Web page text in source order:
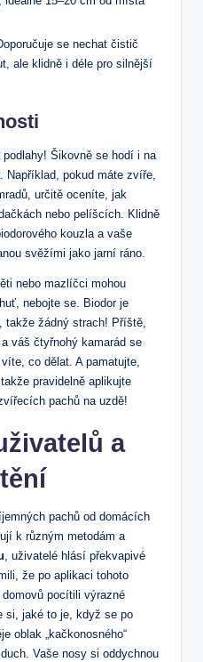
se nechat čistič
ale klidně i déle pro silnější
Šikovně se hodí i na
Například, pokud máte zvíře,
určitě oceníte, jak
nebo pelíšcích. Klidně
kouzla a vaše
svěžími jako jarní ráno.
nebo mazlíčci mohou
nebojte se. Biodor je
takže žádný strach! Příště,
váš čtyřnohý kamarád se
co dělat. A pamatujte,
pravidelně aplikujte
pachů na uzdě!
a
pachů od domácích
k různým metodám a
, uživatelé hlásí překvapivé
že po aplikaci tohoto
pocítili výrazné
si, jaké to je, když se po
oblak „kačkonosného“
Vaše nosy si oddychnou